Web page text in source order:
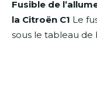
Fusible de
la Citroën C1 Le
sous le tableau de